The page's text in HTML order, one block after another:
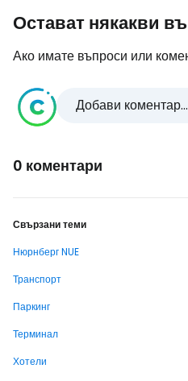
Остават някакви
Ако имате въпроси или
Добави коментар...
0 коментари
Свързани теми
Нюрнберг NUE
Транспорт
Паркинг
Терминал
Хотели